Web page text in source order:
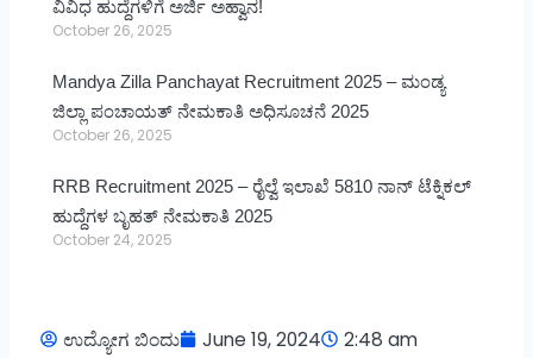
ವಿವಿಧ ಹುದ್ದೆಗಳಿಗೆ ಅರ್ಜಿ ಅಹ್ವಾನ!
October 26, 2025
Mandya Zilla Panchayat Recruitment 2025 – ಮಂಡ್ಯ
ಜಿಲ್ಲಾ ಪಂಚಾಯತ್ ನೇಮಕಾತಿ ಅಧಿಸೂಚನೆ 2025
October 26, 2025
RRB Recruitment 2025 – ರೈಲ್ವೆ ಇಲಾಖೆ 5810 ನಾನ್ ಟೆಕ್ನಿಕಲ್
ಹುದ್ದೆಗಳ ಬೃಹತ್ ನೇಮಕಾತಿ 2025
October 24, 2025
ಉದ್ಯೋಗ ಬಿಂದು June 19, 2024 2:48 am